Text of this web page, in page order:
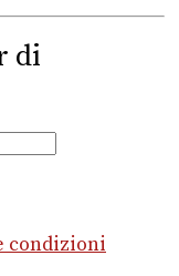
di
condizioni